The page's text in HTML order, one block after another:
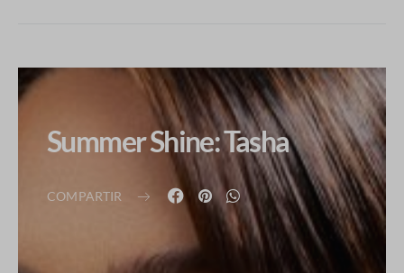
Summer Shine: Tasha
COMPARTIR